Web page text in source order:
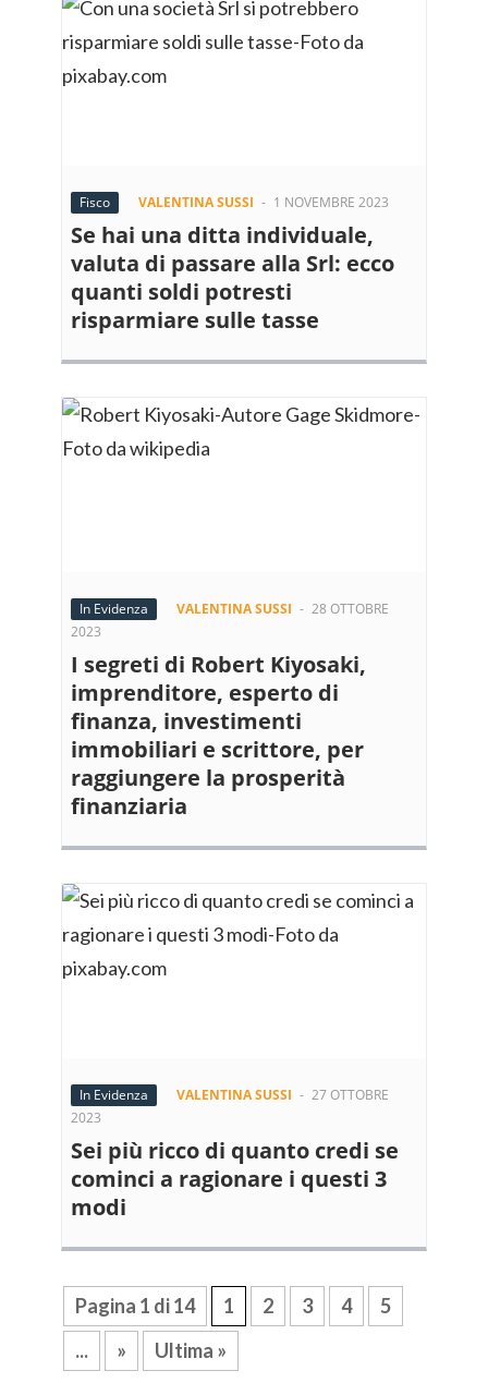
Fisco VALENTINA SUSSI - 1 NOVEMBRE 2023
Se hai una ditta individuale,
valuta di passare alla Srl: ecco
quanti soldi potresti
risparmiare sulle tasse
In Evidenza VALENTINA SUSSI - 28 OTTOBRE
2023
I segreti di Robert Kiyosaki,
imprenditore, esperto di
finanza, investimenti
immobiliari e scrittore, per
raggiungere la prosperità
finanziaria
In Evidenza VALENTINA SUSSI - 27 OTTOBRE
2023
Sei più ricco di quanto credi se
cominci a ragionare i questi 3
modi
Pagina 1 di 14 1 2 3 4
5
...
» Ultima »